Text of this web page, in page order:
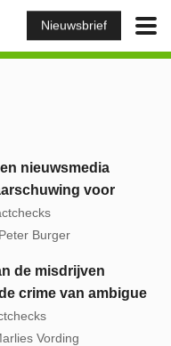
Nieuwsbrief
nieuwsmedia
voor
Peter Burger
de misdrijven
crime van ambigue
Vording